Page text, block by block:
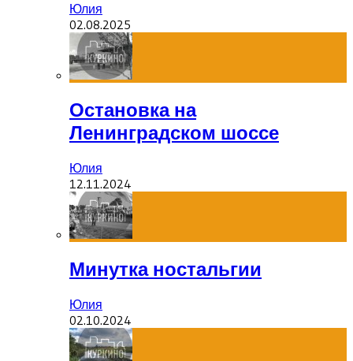
Юлия
02.08.2025
Остановка на
Ленинградском шоссе
Юлия
12.11.2024
Минутка ностальгии
Юлия
02.10.2024